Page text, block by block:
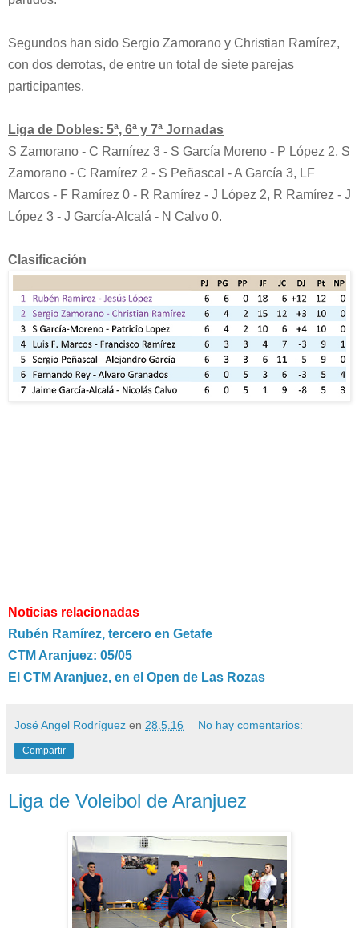
Segundos han sido Sergio Zamorano y Christian Ramírez,
con dos derrotas, de entre un total de siete parejas
participantes.
Liga de Dobles: 5ª, 6ª y 7ª Jornadas
S Zamorano - C Ramírez 3 - S García Moreno - P López 2, S
Zamorano - C Ramírez 2 - S Peñascal - A García 3, LF
Marcos - F Ramírez 0 - R Ramírez - J López 2, R Ramírez - J
López 3 - J García-Alcalá - N Calvo 0.
Clasificación
Noticias relacionadas
Rubén Ramírez, tercero en Getafe
CTM Aranjuez: 05/05
El CTM Aranjuez, en el Open de Las Rozas
José Angel Rodríguez en 28.5.16 No hay comentarios:
Compartir
Liga de Voleibol de Aranjuez